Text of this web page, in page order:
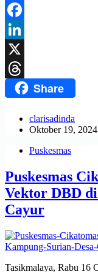
Telegram
Facebook
LinkedIn
X
ThreadsShare
clarisadinda
Oktober 19, 2024
Puskesmas
Puskesmas
Vektor DBD
Cayur
Tasikmalaya, Rabu 16